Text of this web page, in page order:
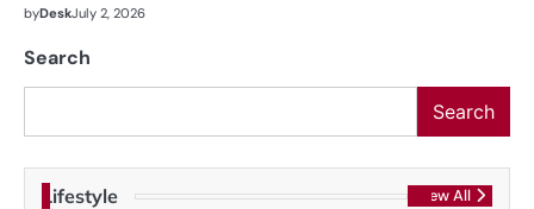
byDeskJuly 2, 2026
Search
Search
Lifestyle View All